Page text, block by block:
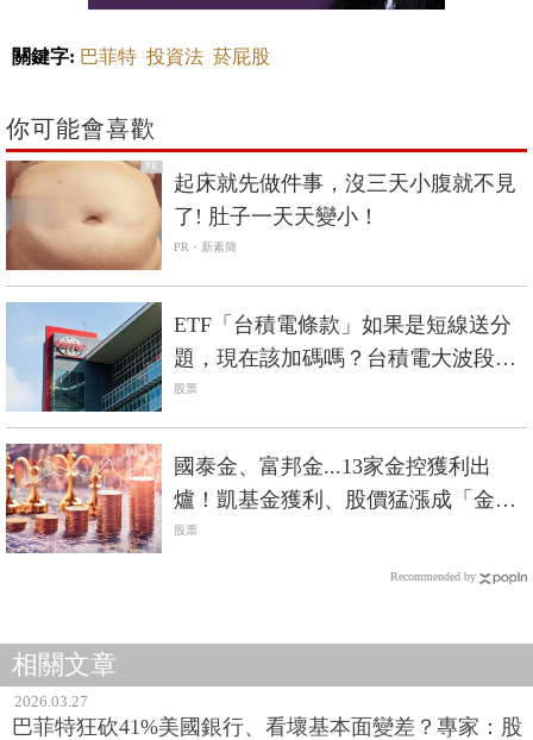
關鍵字: 巴菲特 投資法 菸屁股
你可能會喜歡
PR
起床就先做件事，沒三天小腹就不見
了! 肚子一天天變小！
PR・新素簡
ETF「台積電條款」如果是短線送分
題，現在該加碼嗎？台積電大波段怎
麼抱？
股票
國泰金、富邦金...13家金控獲利出
爐！凱基金獲利、股價猛漲成「金控
飆股」？
股票
Recommended by
相關文章
2026.03.27
巴菲特狂砍41%美國銀行、看壞基本面變差？專家：股